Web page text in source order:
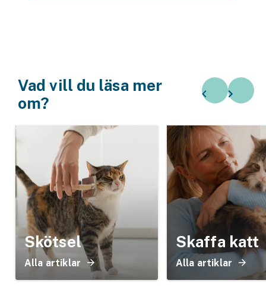
Vad vill du läsa mer
om?
Skötsel
Alla artiklar
Skaffa katt
Alla artiklar